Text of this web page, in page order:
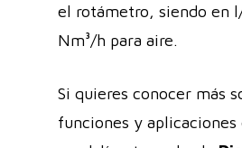
el rotámetro, siendo en
Nm³/h para aire.
Si quieres conocer más
funciones y aplicaciones